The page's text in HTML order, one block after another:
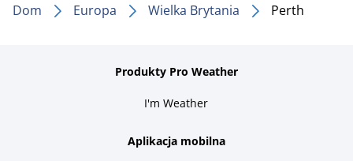
Dom Europa Wielka Brytania Perth
Produkty Pro Weather
I'm Weather
Aplikacja mobilna